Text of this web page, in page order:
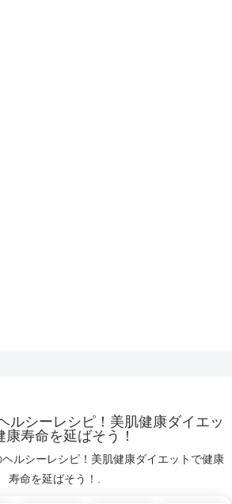
ルシーレシピ！美肌健康ダイエッ
康寿命を延ばそう！
ルシーレシピ！美肌健康ダイエットで健康
寿命を延ばそう！.